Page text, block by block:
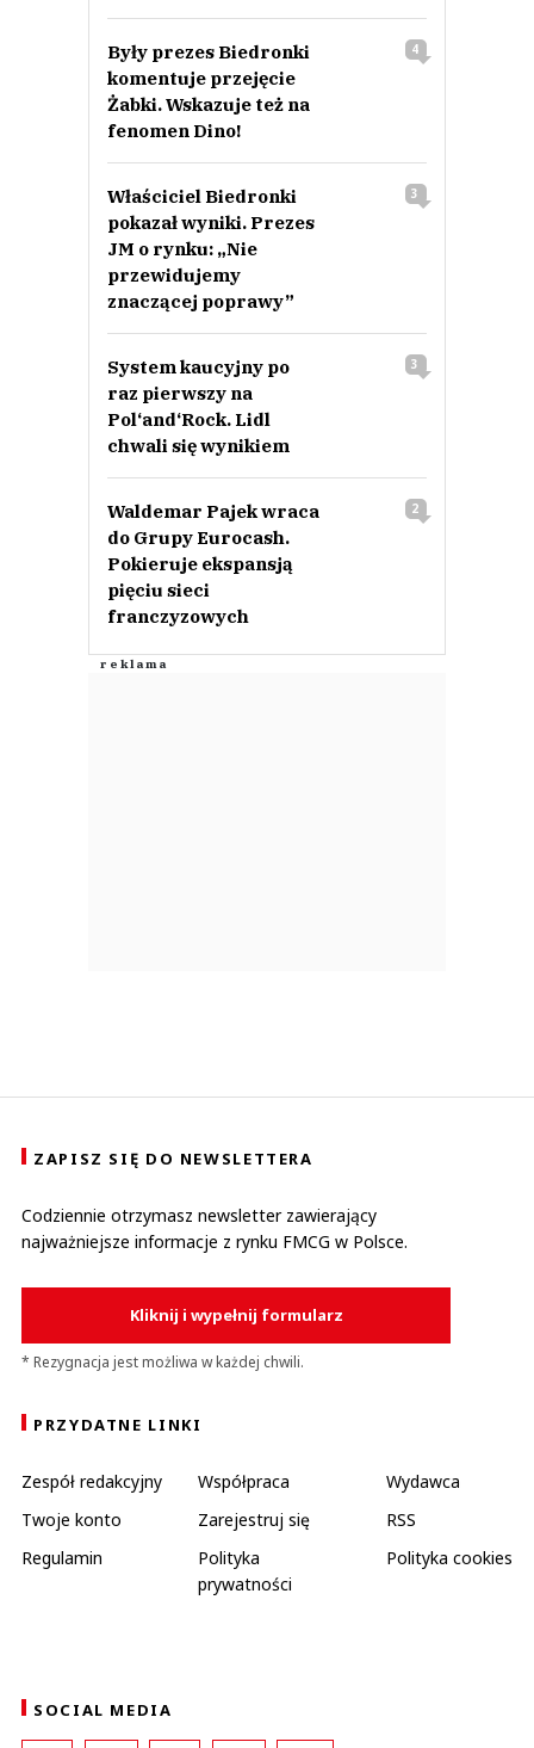
Były prezes Biedronki
komentuje przejęcie
Żabki. Wskazuje też na
fenomen Dino!
4
Właściciel Biedronki
pokazał wyniki. Prezes
JM o rynku: „Nie
przewidujemy
znaczącej poprawy”
3
System kaucyjny po
raz pierwszy na
Pol‘and‘Rock. Lidl
chwali się wynikiem
3
Waldemar Pajek wraca
do Grupy Eurocash.
Pokieruje ekspansją
pięciu sieci
franczyzowych
2
ZAPISZ SIĘ DO NEWSLETTERA
Codziennie otrzymasz newsletter zawierający
najważniejsze informacje z rynku FMCG w Polsce.
Kliknij i wypełnij formularz
* Rezygnacja jest możliwa w każdej chwili.
PRZYDATNE LINKI
Zespół redakcyjny Współpraca
Wydawca
Twoje konto
Zarejestruj się
RSS
Regulamin
Polityka
prywatności
Polityka cookies
SOCIAL MEDIA